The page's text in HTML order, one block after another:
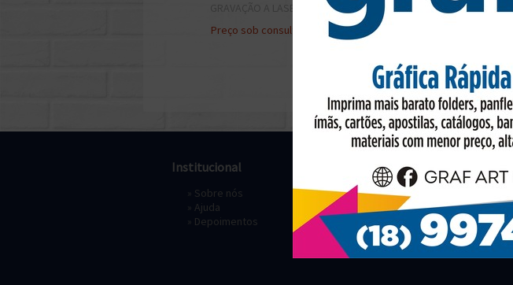
Preço sob consulta
CANECAS E COPOS
Institucional
» Sobre nós
» Ajuda
» Depoimentos
» Depósito em conta
Facebook